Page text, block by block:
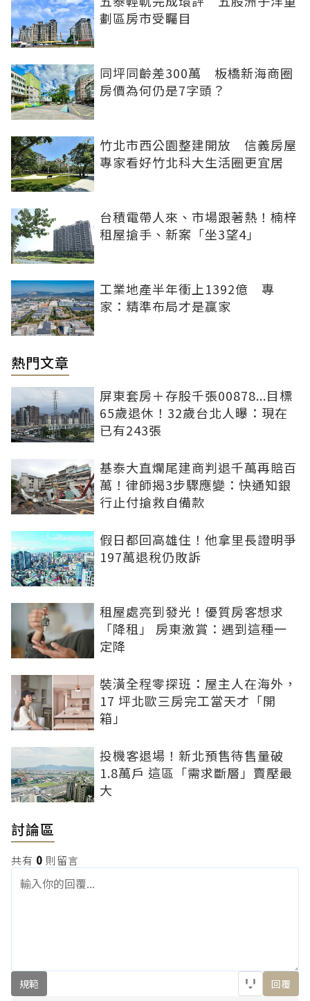
劃區房市受矚目
同坪同齡差300萬 板橋新海商圈
房價為何仍是7字頭？
竹北市西公園整建開放 信義房屋
專家看好竹北科大生活圈更宜居
台積電帶人來、市場跟著熱！楠梓
租屋搶手、新案「坐3望4」
工業地產半年衝上1392億 專
家：精準布局才是贏家
熱門文章
屏東套房＋存股千張00878...目標
65歲退休！32歲台北人曝：現在
已有243張
基泰大直爛尾建商判退千萬再賠百
萬！律師揭3步驟應變：快通知銀
行止付搶救自備款
假日都回高雄住！他拿里長證明爭
197萬退稅仍敗訴
租屋處亮到發光！優質房客想求
「降租」 房東激賞：遇到這種一
定降
裝潢全程零探班：屋主人在海外，
17 坪北歐三房完工當天才「開
箱」
投機客退場！新北預售待售量破
1.8萬戶 這區「需求斷層」賣壓最
大
討論區
共有 0 則留言
規範 回覆